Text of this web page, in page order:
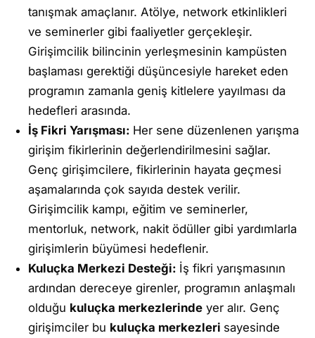
tanışmak amaçlanır. Atölye, network etkinlikleri
ve seminerler gibi faaliyetler gerçekleşir.
Girişimcilik bilincinin yerleşmesinin kampüsten
başlaması gerektiği düşüncesiyle hareket eden
programın zamanla geniş kitlelere yayılması da
hedefleri arasında.
İş Fikri Yarışması: Her sene düzenlenen yarışma
girişim fikirlerinin değerlendirilmesini sağlar.
Genç girişimcilere, fikirlerinin hayata geçmesi
aşamalarında çok sayıda destek verilir.
Girişimcilik kampı, eğitim ve seminerler,
mentorluk, network, nakit ödüller gibi yardımlarla
girişimlerin büyümesi hedeflenir.
Kuluçka Merkezi Desteği: İş fikri yarışmasının
ardından dereceye girenler, programın anlaşmalı
olduğu kuluçka merkezlerinde yer alır. Genç
girişimciler bu kuluçka merkezleri sayesinde